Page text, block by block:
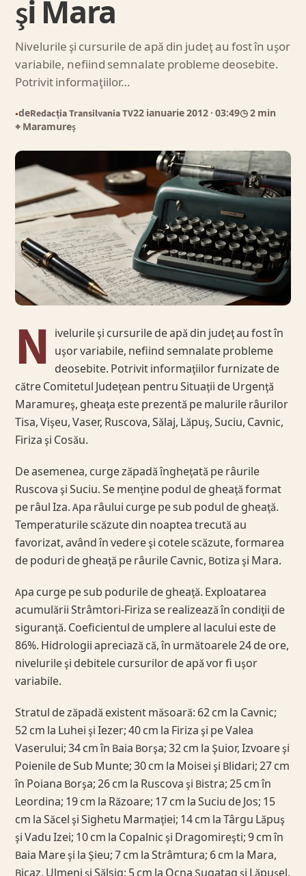
şi Mara
Nivelurile şi cursurile de apă din judeţ au fost în uşor
variabile, nefiind semnalate probleme deosebite.
Potrivit informaţiilor…
●deRedacția Transilvania TV22 ianuarie 2012 · 03:49◷ 2 min
⌖ Maramureș
N ivelurile şi cursurile de apă din judeţ au fost în
uşor variabile, nefiind semnalate probleme
deosebite. Potrivit informaţiilor furnizate de
către Comitetul Judeţean pentru Situaţii de Urgenţă
Maramureş, gheaţa este prezentă pe malurile râurilor
Tisa, Vişeu, Vaser, Ruscova, Sălaj, Lăpuş, Suciu, Cavnic,
Firiza şi Cosău.
De asemenea, curge zăpadă îngheţată pe râurile
Ruscova şi Suciu. Se menţine podul de gheaţă format
pe râul Iza. Apa râului curge pe sub podul de gheaţă.
Temperaturile scăzute din noaptea trecută au
favorizat, având în vedere şi cotele scăzute, formarea
de poduri de gheaţă pe râurile Cavnic, Botiza şi Mara.
Apa curge pe sub podurile de gheaţă. Exploatarea
acumulării Strâmtori-Firiza se realizează în condiţii de
siguranţă. Coeficientul de umplere al lacului este de
86%. Hidrologii apreciază că, în următoarele 24 de ore,
nivelurile şi debitele cursurilor de apă vor fi uşor
variabile.
Stratul de zăpadă existent măsoară: 62 cm la Cavnic;
52 cm la Luhei şi Iezer; 40 cm la Firiza şi pe Valea
Vaserului; 34 cm în Baia Borşa; 32 cm la Şuior, Izvoare şi
Poienile de Sub Munte; 30 cm la Moisei şi Blidari; 27 cm
în Poiana Borşa; 26 cm la Ruscova şi Bistra; 25 cm în
Leordina; 19 cm la Răzoare; 17 cm la Suciu de Jos; 15
cm la Săcel şi Sighetu Marmaţiei; 14 cm la Târgu Lăpuş
şi Vadu Izei; 10 cm la Copalnic şi Dragomireşti; 9 cm în
Baia Mare şi la Şieu; 7 cm la Strâmtura; 6 cm la Mara,